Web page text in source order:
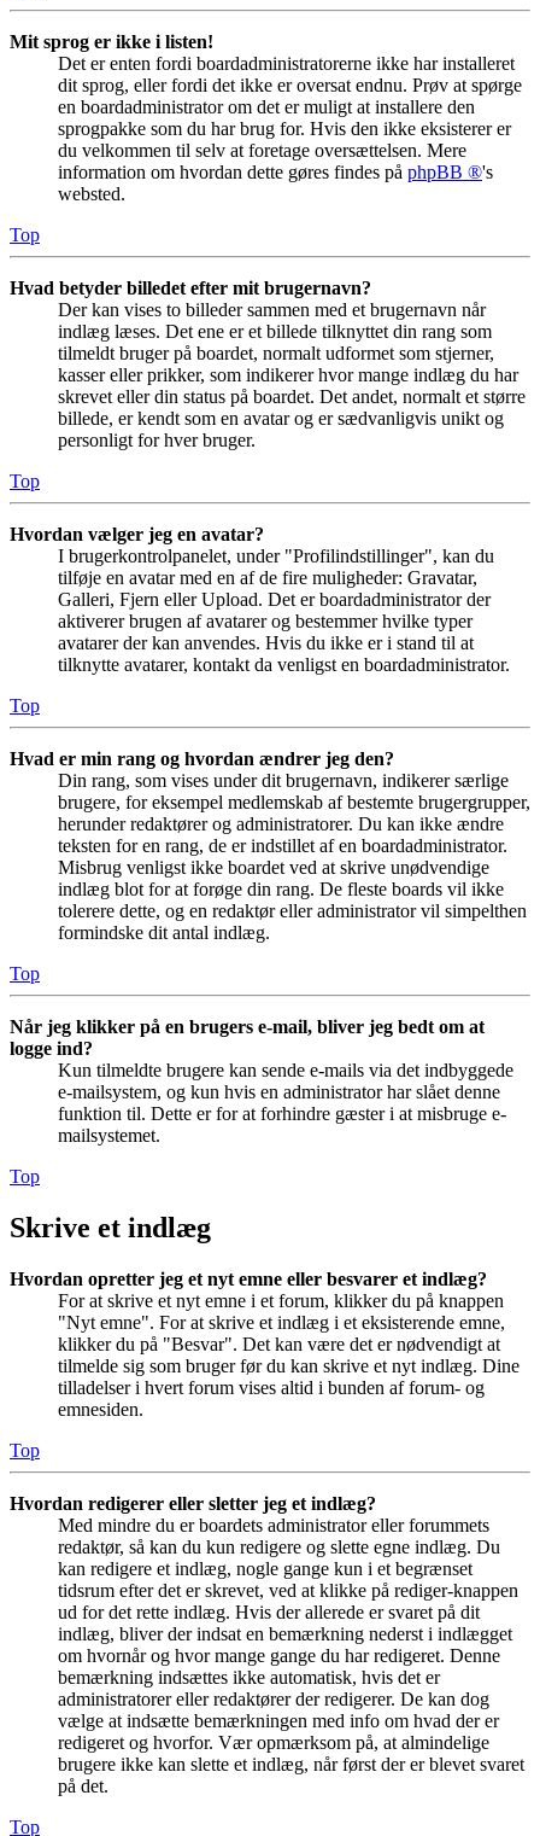
Mit sprog er ikke i listen!
Det er enten fordi boardadministratorerne ikke har installeret
dit sprog, eller fordi det ikke er oversat endnu. Prøv at spørge
en boardadministrator om det er muligt at installere den
sprogpakke som du har brug for. Hvis den ikke eksisterer er
du velkommen til selv at foretage oversættelsen. Mere
information om hvordan dette gøres findes på phpBB ®'s
websted.
Top
Hvad betyder billedet efter mit brugernavn?
Der kan vises to billeder sammen med et brugernavn når
indlæg læses. Det ene er et billede tilknyttet din rang som
tilmeldt bruger på boardet, normalt udformet som stjerner,
kasser eller prikker, som indikerer hvor mange indlæg du har
skrevet eller din status på boardet. Det andet, normalt et større
billede, er kendt som en avatar og er sædvanligvis unikt og
personligt for hver bruger.
Top
Hvordan vælger jeg en avatar?
I brugerkontrolpanelet, under "Profilindstillinger", kan du
tilføje en avatar med en af de fire muligheder: Gravatar,
Galleri, Fjern eller Upload. Det er boardadministrator der
aktiverer brugen af avatarer og bestemmer hvilke typer
avatarer der kan anvendes. Hvis du ikke er i stand til at
tilknytte avatarer, kontakt da venligst en boardadministrator.
Top
Hvad er min rang og hvordan ændrer jeg den?
Din rang, som vises under dit brugernavn, indikerer særlige
brugere, for eksempel medlemskab af bestemte brugergrupper,
herunder redaktører og administratorer. Du kan ikke ændre
teksten for en rang, de er indstillet af en boardadministrator.
Misbrug venligst ikke boardet ved at skrive unødvendige
indlæg blot for at forøge din rang. De fleste boards vil ikke
tolerere dette, og en redaktør eller administrator vil simpelthen
formindske dit antal indlæg.
Top
Når jeg klikker på en brugers e-mail, bliver jeg bedt om at
logge ind?
Kun tilmeldte brugere kan sende e-mails via det indbyggede
e-mailsystem, og kun hvis en administrator har slået denne
funktion til. Dette er for at forhindre gæster i at misbruge e-
mailsystemet.
Top
Skrive et indlæg
Hvordan opretter jeg et nyt emne eller besvarer et indlæg?
For at skrive et nyt emne i et forum, klikker du på knappen
"Nyt emne". For at skrive et indlæg i et eksisterende emne,
klikker du på "Besvar". Det kan være det er nødvendigt at
tilmelde sig som bruger før du kan skrive et nyt indlæg. Dine
tilladelser i hvert forum vises altid i bunden af forum- og
emnesiden.
Top
Hvordan redigerer eller sletter jeg et indlæg?
Med mindre du er boardets administrator eller forummets
redaktør, så kan du kun redigere og slette egne indlæg. Du
kan redigere et indlæg, nogle gange kun i et begrænset
tidsrum efter det er skrevet, ved at klikke på rediger-knappen
ud for det rette indlæg. Hvis der allerede er svaret på dit
indlæg, bliver der indsat en bemærkning nederst i indlægget
om hvornår og hvor mange gange du har redigeret. Denne
bemærkning indsættes ikke automatisk, hvis det er
administratorer eller redaktører der redigerer. De kan dog
vælge at indsætte bemærkningen med info om hvad der er
redigeret og hvorfor. Vær opmærksom på, at almindelige
brugere ikke kan slette et indlæg, når først der er blevet svaret
på det.
Top